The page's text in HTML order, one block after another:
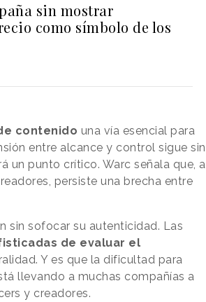
sin mostrar
como símbolo de los
contenido una vía esencial para
entre alcance y control sigue sin
un punto crítico. Warc señala que, a
persiste una brecha entre
sin sofocar su autenticidad. Las
de evaluar el
Y es que la dificultad para
llevando a muchas compañías a
y creadores.